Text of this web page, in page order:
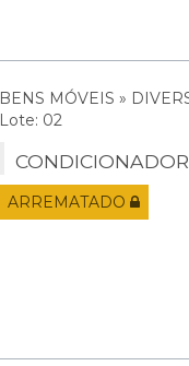
BENS MÓVEIS »
Lote: 02
ARREMATADO